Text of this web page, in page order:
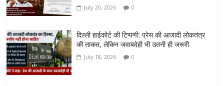
July 20, 2026 0
दिल्ली हाईकोर्ट की टिप्पणी: प्रेस की आजादी लोकतंत्र
की ताकत, लेकिन जवाबदेही भी उतनी ही जरूरी
July 18, 2026 0